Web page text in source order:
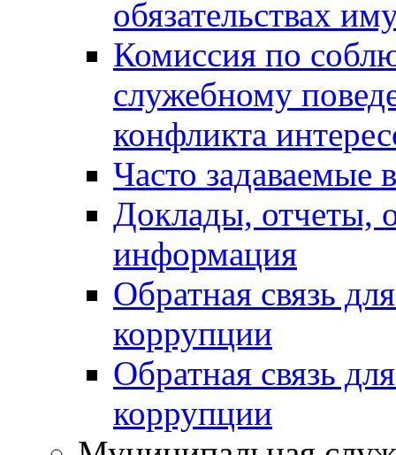
обязательствах
Комиссия по
служебному
конфликта
Часто задаваемые
Доклады, отчеты,
информация
Обратная связь
коррупции
Обратная связь
коррупции